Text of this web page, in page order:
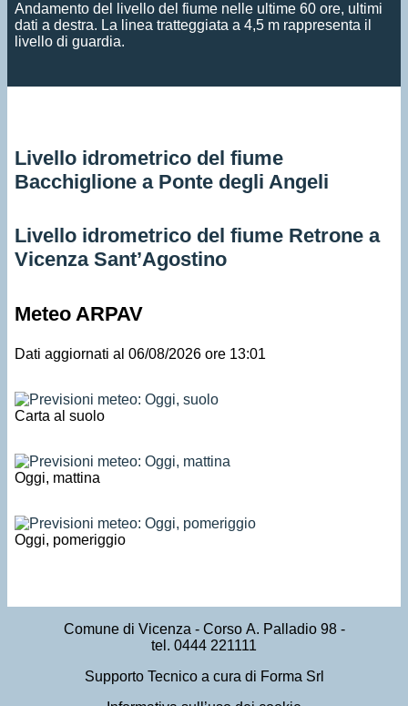
Andamento del livello del fiume nelle ultime 60 ore, ultimi
dati a destra. La linea tratteggiata a 4,5 m rappresenta il
livello di guardia.
Livello idrometrico del fiume
Bacchiglione a Ponte degli Angeli
Livello idrometrico del fiume Retrone a
Vicenza Sant’Agostino
Meteo ARPAV
Dati aggiornati al 06/08/2026 ore 13:01
Carta al suolo
Oggi, mattina
Oggi, pomeriggio
Comune di Vicenza- Corso A. Palladio 98 -
tel. 0444 221111
Supporto Tecnico a cura di Forma Srl